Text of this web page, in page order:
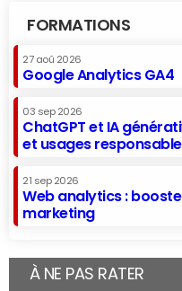
FORMATIONS
27 aoû 2026
Google Analytics GA4
03 sep 2026
ChatGPT et IA
et usages
21 sep 2026
Web analytics :
marketing
À NE PAS RATER